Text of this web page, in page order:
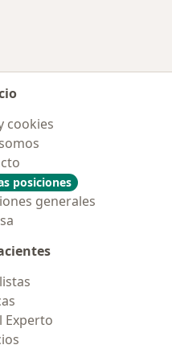
cookies
posiciones
generales
Experto